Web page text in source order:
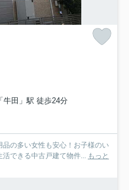
牛田」駅 徒歩24分
の多い女性も安心！お子様のい
できる中古戸建て物件... もっと